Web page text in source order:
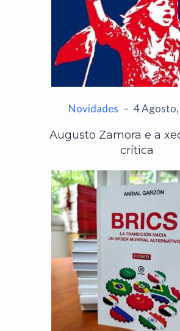
Novidades – 4
Augusto Zamora e a
crítica